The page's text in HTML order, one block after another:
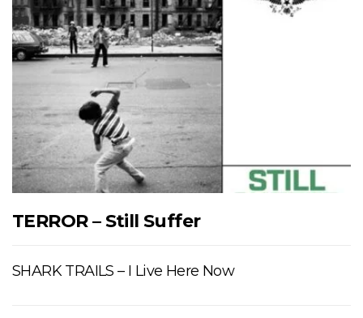
TERROR – Still Suffer
SHARK TRAILS – I Live Here Now